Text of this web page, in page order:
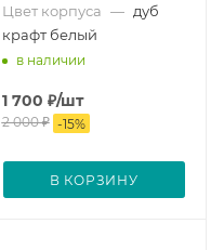
Цвет корпуса — дуб
крафт белый
в наличии
1 700 ₽/шт
2 000₽ -15%
В КОРЗИНУ